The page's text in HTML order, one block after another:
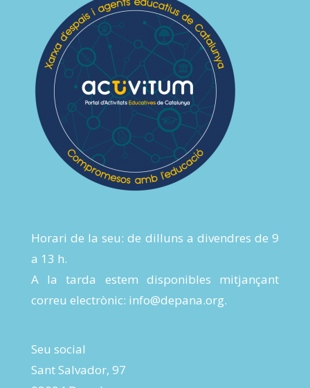
Horari de la seu: de dilluns a divendres de 9
a 13 h.
A la tarda estem disponibles mitjançant
correu electrònic: info@depana.org.
Seu social
Sant Salvador, 97